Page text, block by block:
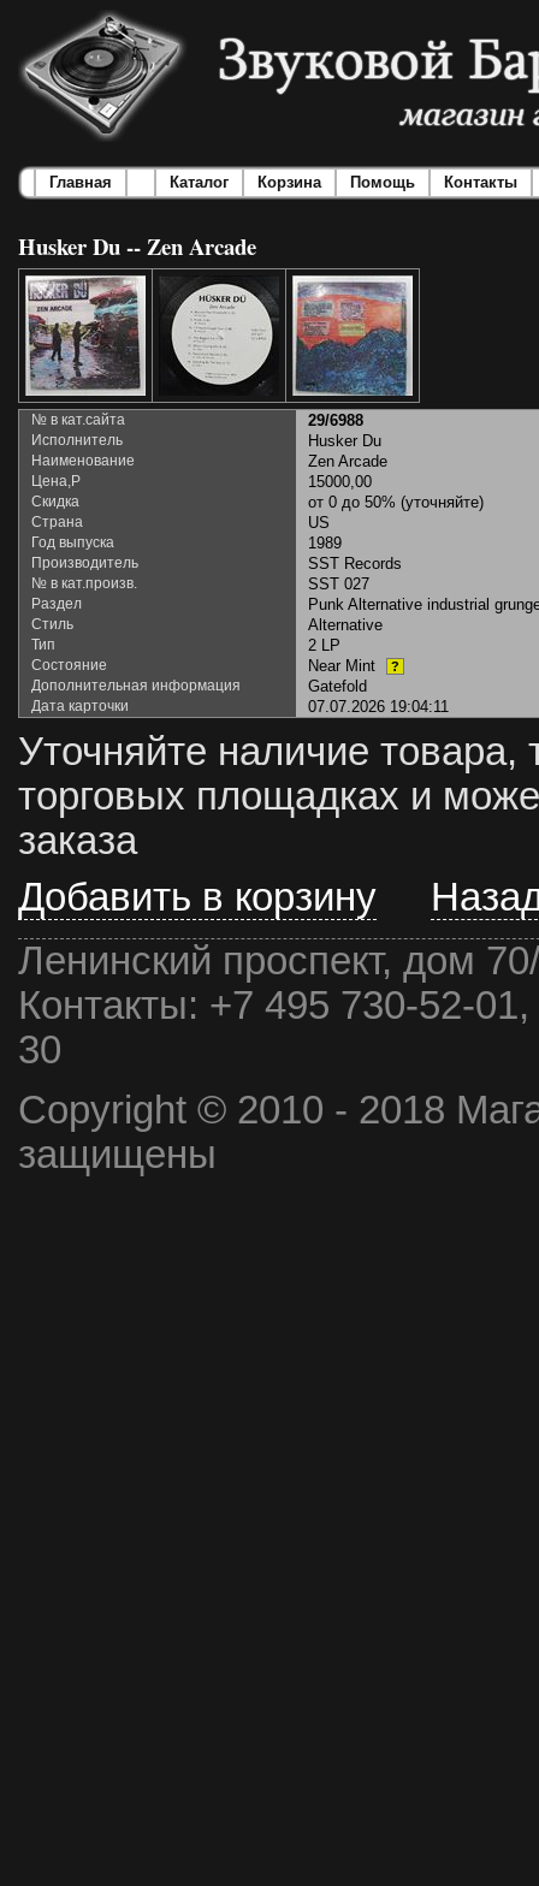
Главная Каталог Корзина Помощь Контакты
Husker Du -- Zen Arcade
№ в кат.сайта 29/6988
Исполнитель Husker Du
Наименование Zen Arcade
Цена,Р 15000,00
Скидка от 0 до 50% (уточняйте)
Страна US
Год выпуска 1989
Производитель SST Records
№ в кат.произв. SST 027
Раздел Punk Alternative industrial
Стиль Alternative
Тип 2 LP
Состояние Near Mint ?
Дополнительная информация Gatefold
Дата карточки 07.07.2026 19:04:11
Уточняйте наличие товара,
торговых площадках и
заказа
Добавить в корзину
Ленинский проспект, дом
Контакты: +7 495 730-52-
30
Copyright © 2010 - 2018
защищены